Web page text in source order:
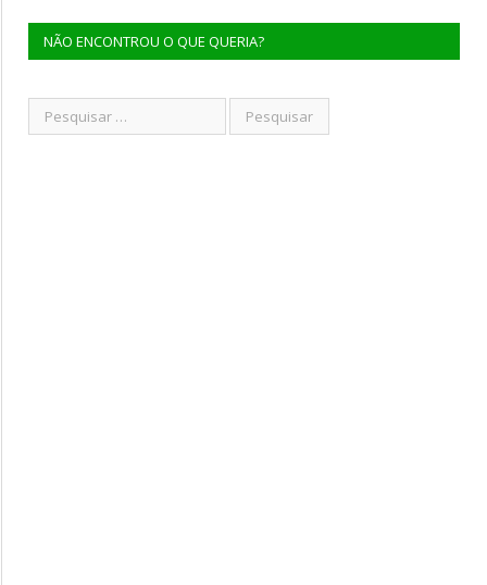
NÃO ENCONTROU O QUE QUERIA?